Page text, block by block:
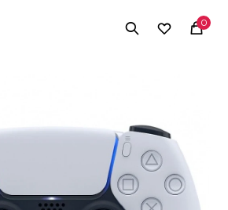
0
MI CUENTA
Construcción